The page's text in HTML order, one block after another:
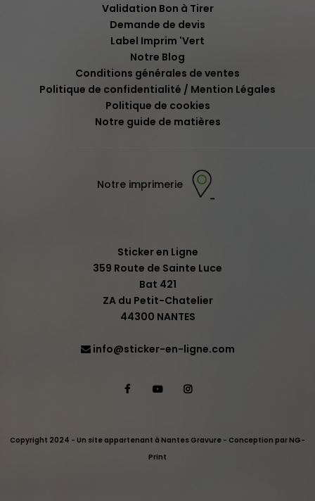
Validation Bon à Tirer
Demande de devis
Label Imprim 'Vert
Notre Blog
Conditions générales de ventes
Politique de confidentialité / Mention Légales
Politique de cookies
Notre guide de matières
Notre imprimerie
Sticker en Ligne
359 Route de Sainte Luce
Bat 421
ZA du Petit-Chatelier
44300 NANTES
info@sticker-en-ligne.com
FacebookYouTube
Copyright 2024 - Un site appartenant à Nantes Gravure - Conception parNG-
Print